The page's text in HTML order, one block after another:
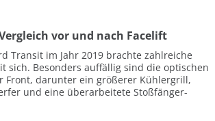
Vergleich vor und nach Facelift
Transit im Jahr 2019 brachte zahlreiche
sich. Besonders auffällig sind die optischen
Front, darunter ein größerer Kühlergrill,
und eine überarbeitete Stoßfänger-